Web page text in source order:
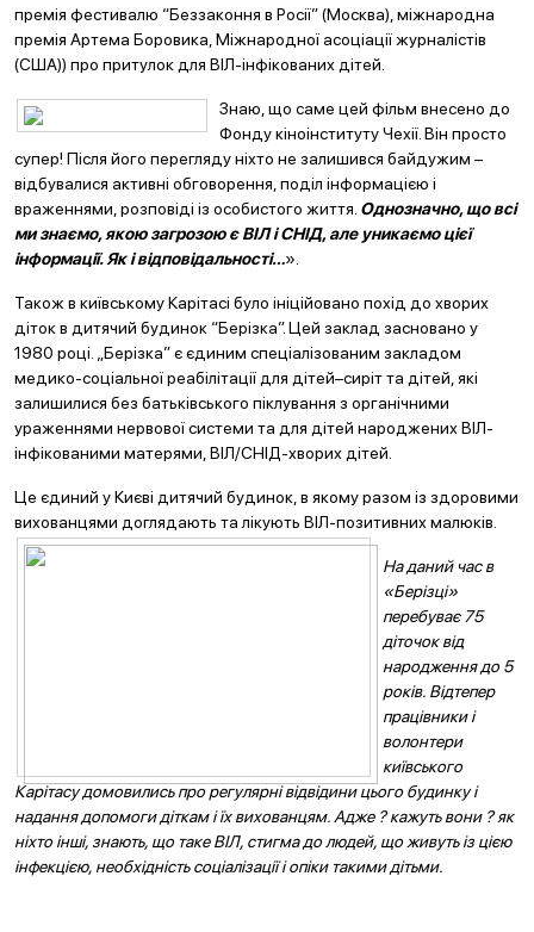
премія фестивалю “Беззаконня в Росії” (Москва), міжнародна
премія Артема Боровика, Міжнародної асоціації журналістів
(США)) про притулок для ВІЛ-інфікованих дітей.
Знаю, що саме цей фільм внесено до
Фонду кіноінституту Чехії. Він просто
супер! Після його перегляду ніхто не залишився байдужим –
відбувалися активні обговорення, поділ інформацією і
враженнями, розповіді із особистого життя. Однозначно, що всі
ми знаємо, якою загрозою є ВІЛ і СНІД, але уникаємо цієї
інформації. Як і відповідальності…».
Також в київському Карітасі було ініційовано похід до хворих
діток в дитячий будинок “Берізка”. Цей заклад засновано у
1980 році. „Берізка” є єдиним спеціалізованим закладом
медико-соціальної реабілітації для дітей–сиріт та дітей, які
залишилися без батьківського піклування з органічними
ураженнями нервової системи та для дітей народжених ВІЛ-
інфікованими матерями, ВІЛ/СНІД-хворих дітей.
Це єдиний у Києві дитячий будинок, в якому разом із здоровими
вихованцями доглядають та лікують ВІЛ-позитивних малюків.
На даний час в
«Берізці»
перебуває 75
діточок від
народження до 5
років. Відтепер
працівники і
волонтери
київського
Карітасу домовились про регулярні відвідини цього будинку і
надання допомоги діткам і їх вихованцям. Адже ? кажуть вони ? як
ніхто інші, знають, що таке ВІЛ, стигма до людей, що живуть із цією
інфекцією, необхідність соціалізації і опіки такими дітьми.